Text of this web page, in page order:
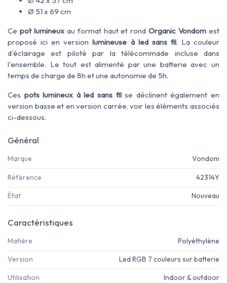
Ø 51 x 69 cm
Ce pot lumineux au format haut et rond Organic Vondom est
proposé ici en versionlumineuse à led sans fil. La couleur
d'éclairage est piloté par la télécommade incluse dans
l'ensemble. Le tout est alimenté par une batterie avec un
temps de charge de 8h et une autonomie de 5h.
Ces pots lumineux à led sans filse déclinent également en
version basse et en version carrée, voir les éléments associés
ci-dessous.
Général
Marque Vondom
Référence 42314Y
État Nouveau
Caractéristiques
Matière Polyéthylène
Version Led RGB 7 couleurs sur batterie
Utilisation Indoor & outdoor